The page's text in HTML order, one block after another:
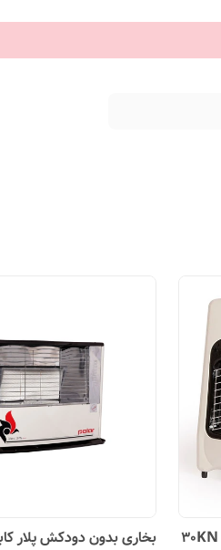
بخاری بدون دودکش پلار